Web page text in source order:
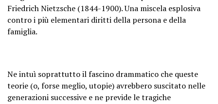
Friedrich Nietzsche (1844-1900). Una miscela esplosiva
contro i più elementari diritti della persona e della
famiglia.
Ne intuì soprattutto il fascino drammatico che queste
teorie (o, forse meglio, utopie) avrebbero suscitato nelle
generazioni successive e ne previde le tragiche